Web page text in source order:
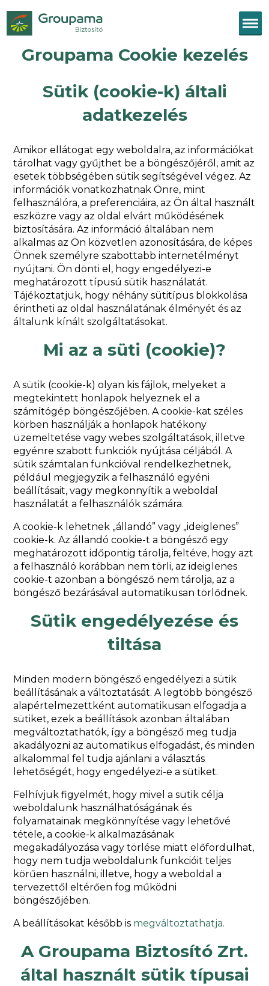
Groupama Cookie kezelés
Sütik (cookie-k) általi
adatkezelés
Amikor ellátogat egy weboldalra, az információkat
tárolhat vagy gyűjthet be a böngészőjéről, amit az
esetek többségében sütik segítségével végez. Az
információk vonatkozhatnak Önre, mint
felhasználóra, a preferenciáira, az Ön által használt
eszközre vagy az oldal elvárt működésének
biztosítására. Az információ általában nem
alkalmas az Ön közvetlen azonosítására, de képes
Önnek személyre szabottabb internetélményt
nyújtani. Ön dönti el, hogy engedélyezi-e
meghatározott típusú sütik használatát.
Tájékoztatjuk, hogy néhány sütitípus blokkolása
érintheti az oldal használatának élményét és az
általunk kínált szolgáltatásokat.
Mi az a süti (cookie)?
A sütik (cookie-k) olyan kis fájlok, melyeket a
megtekintett honlapok helyeznek el a
számítógép böngészőjében. A cookie-kat széles
körben használják a honlapok hatékony
üzemeltetése vagy webes szolgáltatások, illetve
egyénre szabott funkciók nyújtása céljából. A
sütik számtalan funkcióval rendelkezhetnek,
például megjegyzik a felhasználó egyéni
beállításait, vagy megkönnyítik a weboldal
használatát a felhasználók számára.
A cookie-k lehetnek „állandó” vagy „ideiglenes”
cookie-k. Az állandó cookie-t a böngésző egy
meghatározott időpontig tárolja, feltéve, hogy azt
a felhasználó korábban nem törli, az ideiglenes
cookie-t azonban a böngésző nem tárolja, az a
böngésző bezárásával automatikusan törlődnek.
Sütik engedélyezése és
tiltása
Minden modern böngésző engedélyezi a sütik
beállításának a változtatását. A legtöbb böngésző
alapértelmezettként automatikusan elfogadja a
sütiket, ezek a beállítások azonban általában
megváltoztathatók, így a böngésző meg tudja
akadályozni az automatikus elfogadást, és minden
alkalommal fel tudja ajánlani a választás
lehetőségét, hogy engedélyezi-e a sütiket.
Felhívjuk figyelmét, hogy mivel a sütik célja
weboldalunk használhatóságának és
folyamatainak megkönnyítése vagy lehetővé
tétele, a cookie-k alkalmazásának
megakadályozása vagy törlése miatt előfordulhat,
hogy nem tudja weboldalunk funkcióit teljes
körűen használni, illetve, hogy a weboldal a
tervezettől eltérően fog működni
böngészőjében.
A beállításokat később is megváltoztathatja.
A Groupama Biztosító Zrt.
által használt sütik típusai